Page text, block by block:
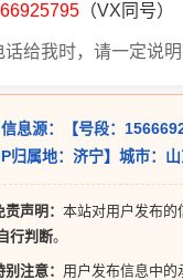
（VX同号）
话给我时，请一定说
息源：【号段：1566692
IP归属地：济宁】城市：
责声明： 本站对用户发布的
行判断。
别注意： 用户发布信息中的